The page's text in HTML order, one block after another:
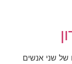
של שני אנשים